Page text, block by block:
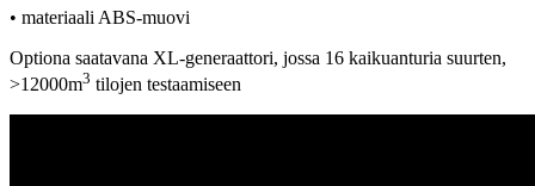
• materiaali ABS-muovi
Optiona saatavana XL-generaattori, jossa 16 kaikuanturia suurten,
>12000m3 tilojen testaamiseen